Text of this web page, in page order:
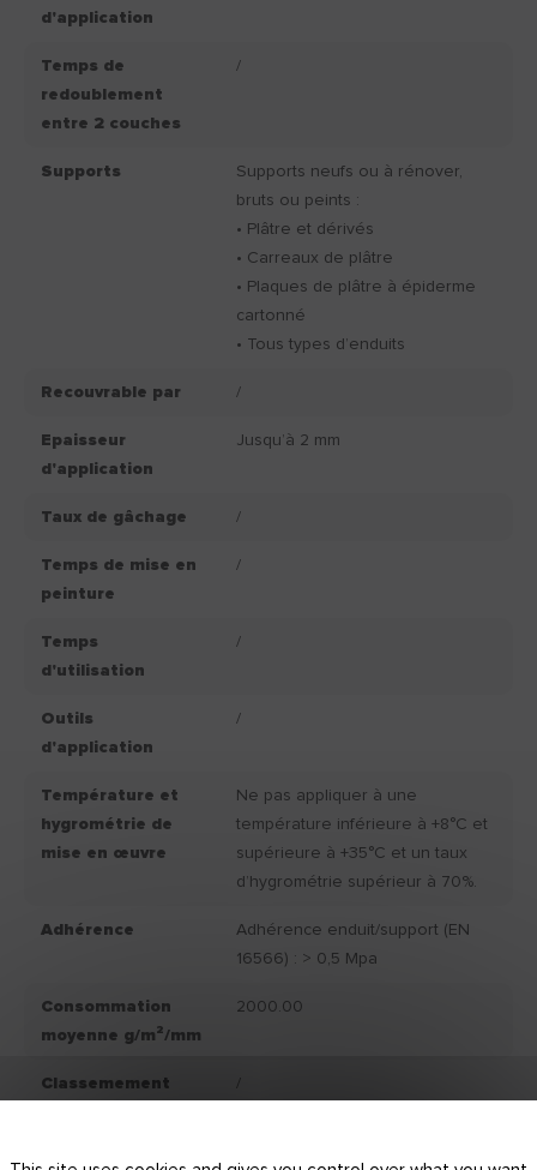
d'application
Temps de
redoublement
entre 2 couches
/
Supports
Supports neufs ou à rénover,
bruts ou peints :
• Plâtre et dérivés
• Carreaux de plâtre
• Plaques de plâtre à épiderme
cartonné
• Tous types d’enduits
Recouvrable par /
Epaisseur
d'application
Jusqu’à 2 mm
Taux de gâchage /
Temps de mise en
peinture
/
Temps
d'utilisation
/
Outils
d'application
/
Température et
hygrométrie de
mise en œuvre
Ne pas appliquer à une
température inférieure à +8°C et
supérieure à +35°C et un taux
d’hygrométrie supérieur à 70%.
Adhérence
Adhérence enduit/support (EN
16566) : > 0,5 Mpa
Consommation
moyenne g/m²/mm
2000.00
Classemement
/
Couleur produit /